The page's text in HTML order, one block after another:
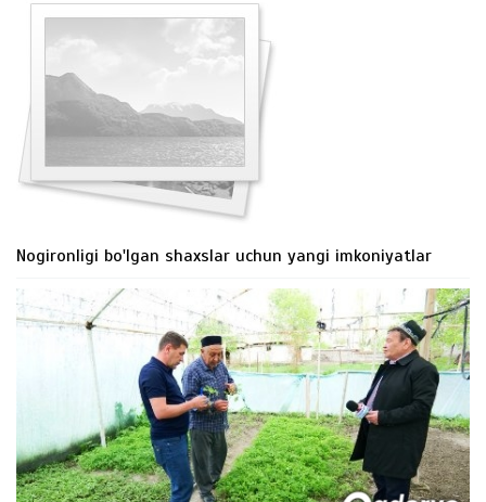
Nogironligi bo'lgan shaxslar uchun yangi imkoniyatlar